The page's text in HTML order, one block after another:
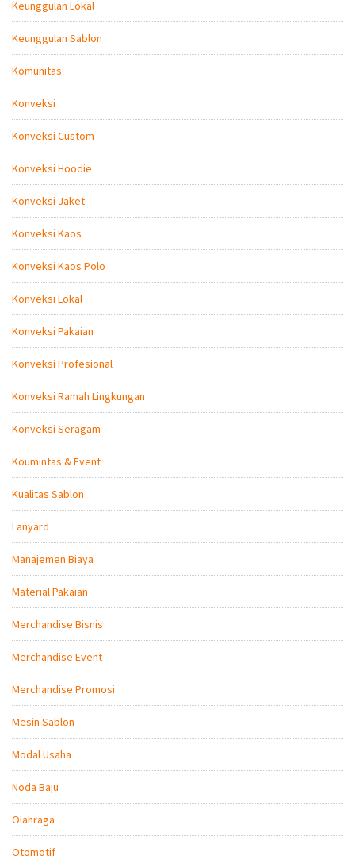
Keunggulan Lokal
Keunggulan Sablon
Komunitas
Konveksi
Konveksi Custom
Konveksi Hoodie
Konveksi Jaket
Konveksi Kaos
Konveksi Kaos Polo
Konveksi Lokal
Konveksi Pakaian
Konveksi Profesional
Konveksi Ramah Lingkungan
Konveksi Seragam
Koumintas & Event
Kualitas Sablon
Lanyard
Manajemen Biaya
Material Pakaian
Merchandise Bisnis
Merchandise Event
Merchandise Promosi
Mesin Sablon
Modal Usaha
Noda Baju
Olahraga
Otomotif